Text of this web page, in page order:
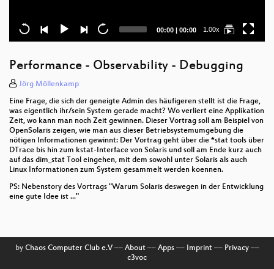
Current
00:00 | Total
00:00 1.00x
Performance - Observability - Debugging
Jörg Möllenkamp
Eine Frage, die sich der geneigte Admin des häufigeren stellt ist die Frage,
was eigentlich ihr/sein System gerade macht? Wo verliert eine Applikation
Zeit, wo kann man noch Zeit gewinnen. Dieser Vortrag soll am Beispiel von
OpenSolaris zeigen, wie man aus dieser Betriebsystemumgebung die
nötigen Informationen gewinnt: Der Vortrag geht über die *stat tools über
DTrace bis hin zum kstat-Interface von Solaris und soll am Ende kurz auch
auf das dim_stat Tool eingehen, mit dem sowohl unter Solaris als auch
Linux Informationen zum System gesammelt werden koennen.
PS: Nebenstory des Vortrags "Warum Solaris deswegen in der Entwicklung
eine gute Idee ist ..."
by Chaos Computer Club e.V–– About–– Apps–– Imprint–– Privacy––
c3voc